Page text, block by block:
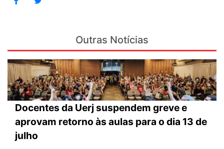
Outras Notícias
Docentes da Uerj suspendem greve e
aprovam retorno às aulas para o dia 13 de
julho